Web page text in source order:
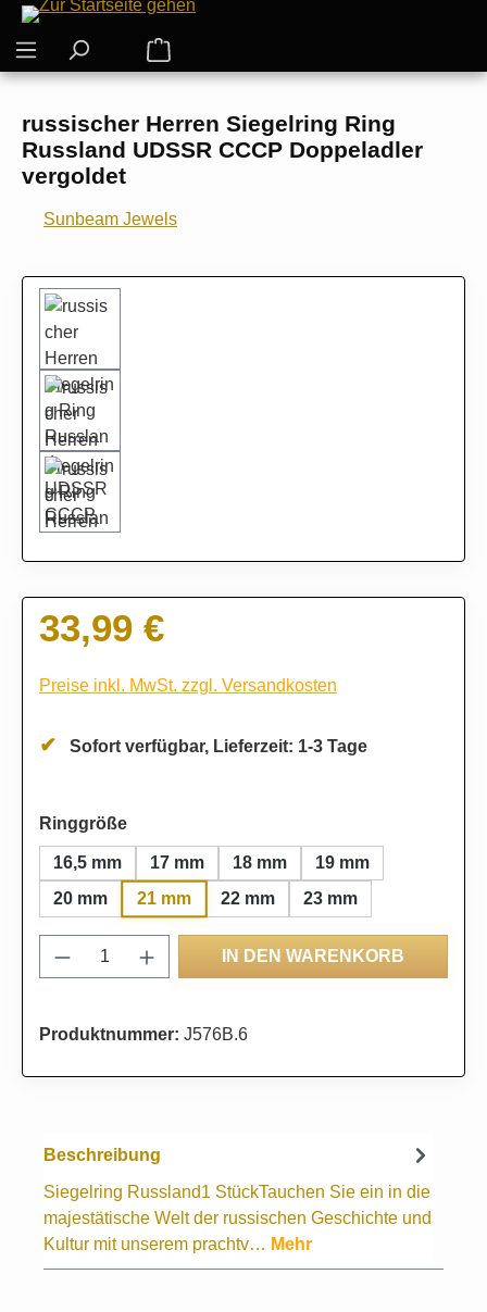
Zum Hauptinhalt springen
Warenkorb enthält 0 Positionen. Der
russischer Herren Siegelring Ring
Russland UDSSR CCCP Doppeladler
vergoldet
Sunbeam Jewels
Bildergalerie überspringen
Regulärer Preis:
33,99 €
Preise inkl. MwSt. zzgl. Versandkosten
Sofort verfügbar, Lieferzeit: 1-3 Tage
Ringgrößeauswählen
16,5 mm 17 mm 18 mm
19 mm
20 mm
21 mm 22 mm 23 mm
Produkt Anzahl: Gib den gewünschten
IN DEN WARENKORB
Produktnummer: J576B.6
Beschreibung
Siegelring Russland1 StückTauchen Sie ein in die
majestätische Welt der russischen Geschichte und
Kultur mit unserem prachtv… Mehr